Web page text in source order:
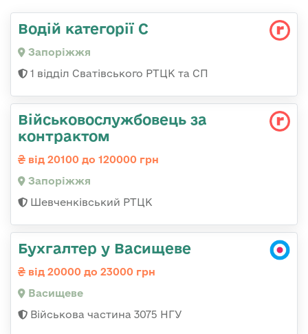
Водій категорії С
Запоріжжя
1 відділ Сватівського РТЦК та СП
Військовослужбовець за
контрактом
від 20100 до 120000 грн
Запоріжжя
Шевченківський РТЦК
Бухгалтер у Васищеве
від 20000 до 23000 грн
Васищеве
Військова частина 3075 НГУ